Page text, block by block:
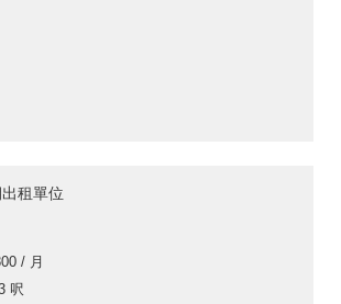
租單位
/ 月
呎